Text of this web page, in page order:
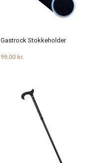
Gastrock Stokkeholder
99,00 kr.